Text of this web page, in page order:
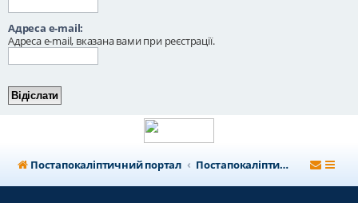
Адреса e-mail:
Адреса e-mail, вказана вами при реєстрації.
Постапокаліптичний портал Постапокаліптичний форум